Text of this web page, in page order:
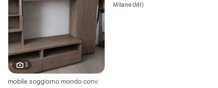
3
mobile soggiorno mondo conv
Milano(MI)